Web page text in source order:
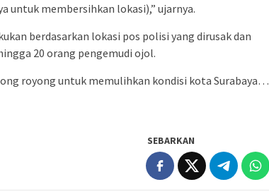
untuk membersihkan lokasi),” ujarnya.
berdasarkan lokasi pos polisi yang dirusak dan
20 orang pengemudi ojol.
royong untuk memulihkan kondisi kota Surabaya…
SEBARKAN